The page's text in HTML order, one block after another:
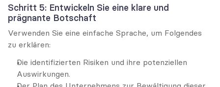
Schritt 5: Entwickeln Sie eine klare und
prägnante Botschaft
Verwenden Sie eine einfache Sprache, um Folgendes
zu erklären:
Die identifizierten Risiken und ihre potenziellen
Auswirkungen.